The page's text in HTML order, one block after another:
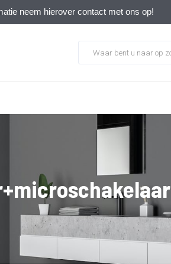
neem hierover contact met ons op!